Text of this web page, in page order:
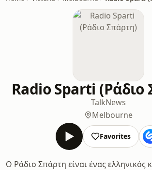
Radio Sparti (Ράδιο
TalkNews
Melbourne
Favorites
Ο Ράδιο Σπάρτη είναι ένας ελληνικός